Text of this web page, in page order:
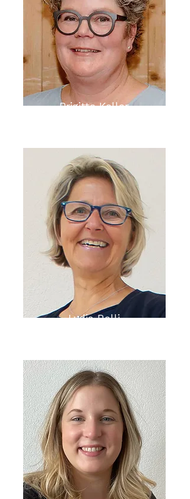
Brigitte Keller
Lydia Rolli